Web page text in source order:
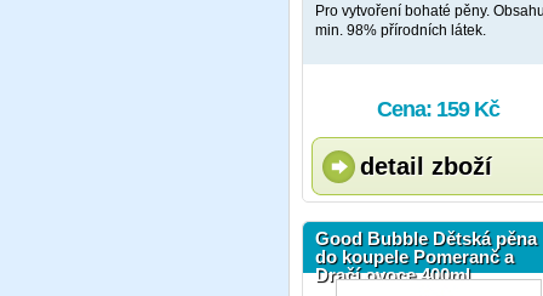
Pro vytvoření bohaté pěny.
min. 98% přírodních látek.
Cena: 159 Kč
detail zboží
Good Bubble Dětská pěna
do koupele Pomeranč a
Dračí ovoce 400ml